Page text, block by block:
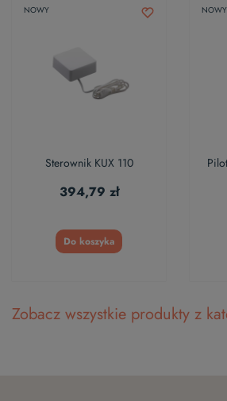
NOWY
Sterownik KUX 110
394,79 zł
Do koszyka
NOWY
Zobacz wszystkie produkty z